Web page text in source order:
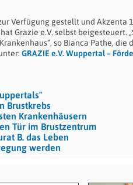
Verfügung gestellt und
Grazie e.V. selbst beigesteuert.
so Bianca Pathe,
GRAZIE e.V. Wuppertal –
Brustkrebs
Krankenhäusern
Tür im Brustzentrum
B. das Leben
werden